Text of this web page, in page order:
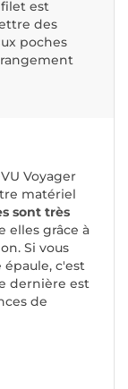
est
des
poches
Voyager
matériel
sont très
elles grâce à
Si vous
c'est
dernière est
de